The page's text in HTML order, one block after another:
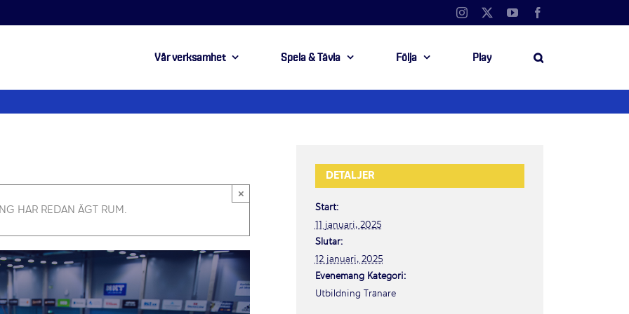
Instagram YouTube
Vår verksamhet Spela & Tävla Följa Play
HAR REDAN ÄGT RUM.
×
DETALJER
Start:
11 januari, 2025
Slutar:
12 januari, 2025
Evenemang Kategori:
Utbildning Tränare